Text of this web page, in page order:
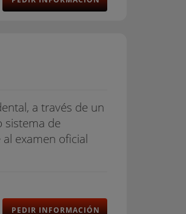
a través de un
sistema de
examen oficial
PEDIR INFORMACIÓN